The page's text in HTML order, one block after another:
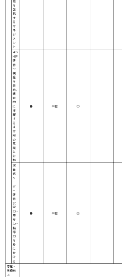
を
包
括
す
る
マ
ネ
ジ
メ
ン
ト
４S
HIP
研
修
～
視
座
を
高
め、
組
織
的
に
活
躍
す
る
４
方
向
の
意
識
と
行
動
● 中堅 ○
次
世
代
リ
ー
ダ
ー
研
修
安
定
力・
思
考
力・
指
導
力
を
身
に
付
け
る
● 中堅 ◎
変革・
業績向
上